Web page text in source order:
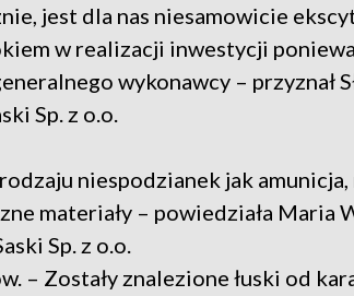
jest dla nas niesamowicie
w realizacji inwestycji
wykonawcy – przyznał
Sp. z o.o.
niespodzianek jak
materiały – powiedziała Maria
Sp. z o.o.
– Zostały znalezione łuski od